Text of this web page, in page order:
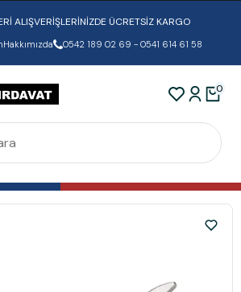
ALIŞVERİŞLERİNİZDE ÜCRETSİZ KARGO
Hakkımızda 0542 189 02 69 - 0541 614 61 58
0